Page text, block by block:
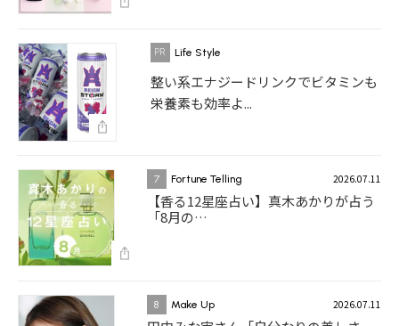
Life Style
整い系エナジードリンクでビタミンも
栄養素も効率よ...
7 Fortune Telling 2026.07.11
【香る12星座占い】真木あかりが占う
「8月の…
8 Make Up 2026.07.11